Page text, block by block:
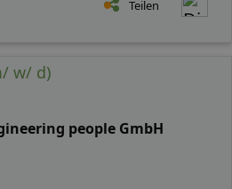
Teilen
w/ d)
people GmbH